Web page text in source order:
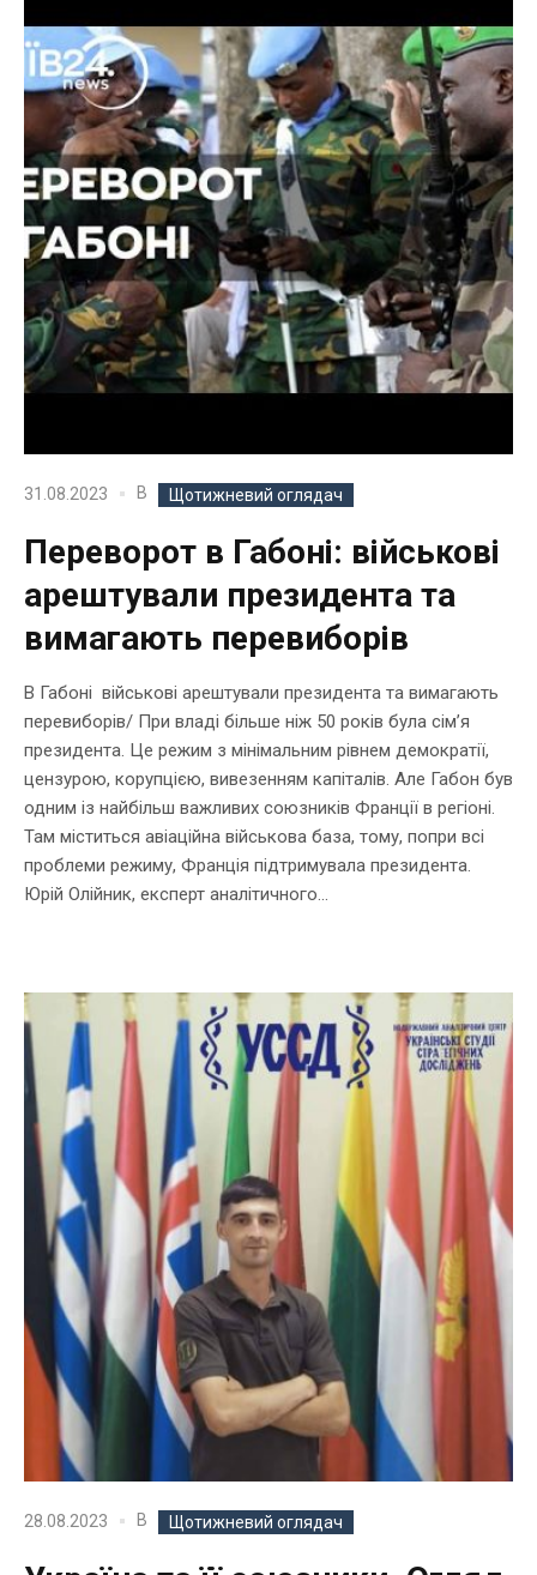
31.08.2023 В Щотижневий оглядач
Переворот в Габоні: військові
арештували президента та
вимагають перевиборів
В Габоні військові арештували президента та вимагають
перевиборів/ При владі більше ніж 50 років була сім’я
президента. Це режим з мінімальним рівнем демократії,
цензурою, корупцією, вивезенням капіталів. Але Габон був
одним із найбільш важливих союзників Франції в регіоні.
Там міститься авіаційна військова база, тому, попри всі
проблеми режиму, Франція підтримувала президента.
Юрій Олійник, експерт аналітичного...
28.08.2023 В Щотижневий оглядач